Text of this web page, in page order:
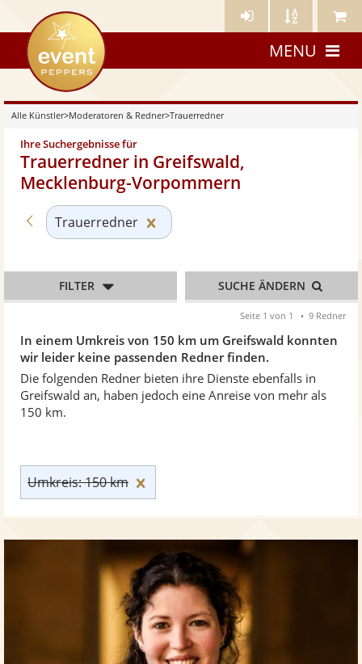
Künstler- Künstler Meine
eventpeppers
MENU
Alle Künstler>Moderatoren & Redner>Trauerredner
Ihre Suchergebnisse für
Trauerredner in Greifswald,
Mecklenburg-Vorpommern
In einem Umkreis von 150 km um Greifswald konnten
wir leider keine passenden Redner finden.
Die folgenden Redner bieten ihre Dienste ebenfalls in
Greifswald an, haben jedoch eine Anreise von mehr als
150 km.
Zurück zu «Moderatoren & Redner»
Trauerredner Kategorie «Trauerredner»
Umkreis: 150 km
FILTER SUCHE ÄNDERN
Seite 1 von 1 9 Redner